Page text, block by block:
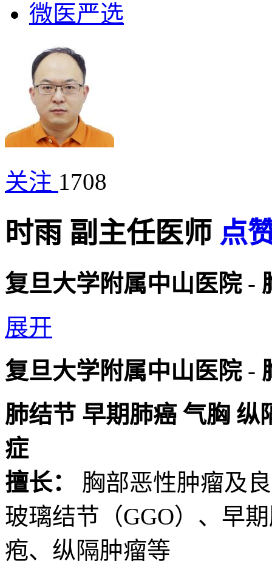
微医严选
关注 1708
时雨 副主任医师 点
复旦大学附属中山医院 -
展开
复旦大学附属中山医院 -
肺结节 早期肺癌 气胸 纵
症
擅长：
胸部恶性肿瘤及
玻璃结节（GGO）、早
疱、纵隔肿瘤等